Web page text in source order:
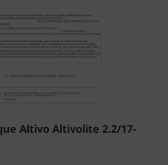
Altivo Altivolite 2.2/17-